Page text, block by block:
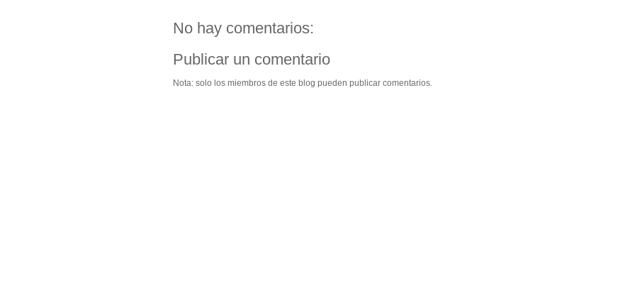
No hay comentarios:
Publicar un comentario
Nota: solo los miembros de este blog pueden publicar comentarios.